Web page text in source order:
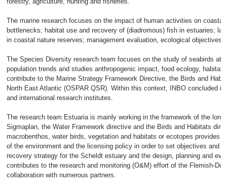
The marine research focuses on the impact of human activities on
bottlenecks; habitat use and recovery of (diadromous) fish in estuaries;
in coastal nature reserves; management evaluation, ecological
The Species Diversity research team focuses on the study of seabirds at
population trends and studies anthropogenic impact, food ecology,
contribute to the Marine Strategy Framework Directive, the Birds and
North East Atlantic (OSPAR QSR). Within this context, INBO concluded
and international research institutes.
The research team Estuaria is mainly working in the framework of the
Sigmaplan, the Water Framework directive and the Birds and Habitats
macrobenthos, water birds, vegetation and habitats or ecotopes provides
of the environment and the licensing policy in order to set objectives and
recovery strategy for the Scheldt estuary and the design, planning and
contributes to the research and monitoring (O&M) effort of the Flemish-
collaboration with numerous partners.